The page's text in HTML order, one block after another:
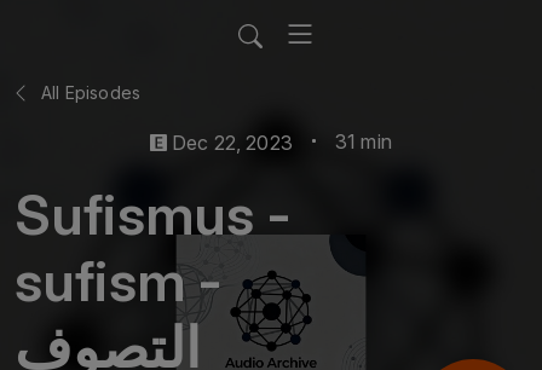
All Episodes
Dec 22, 2023 31 min
Sufismus -
sufism -
التصوف